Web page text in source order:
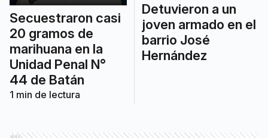
Secuestraron casi
20 gramos de
marihuana en la
Unidad Penal N°
44 de Batán
1 min de lectura
Detuvieron a un
joven armado en el
barrio José
Hernández
Ads